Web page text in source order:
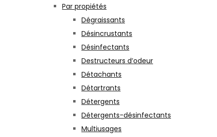
Par propiétés
Dégraissants
Désincrustants
Désinfectants
Destructeurs d’odeur
Détachants
Détartrants
Détergents
Détergents-désinfectants
Multiusages